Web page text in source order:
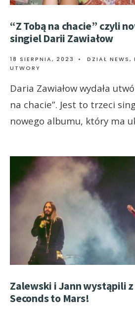
“Z Tobą na chacie” czyli
singiel Darii Zawiałow
18 SIERPNIA, 2023 • DZIAŁ NEWS,
UTWORY
Daria Zawiałow wydała
na chacie”. Jest to trzeci
nowego albumu, który ma
Zalewski i Jann wystąpili
Seconds to Mars!